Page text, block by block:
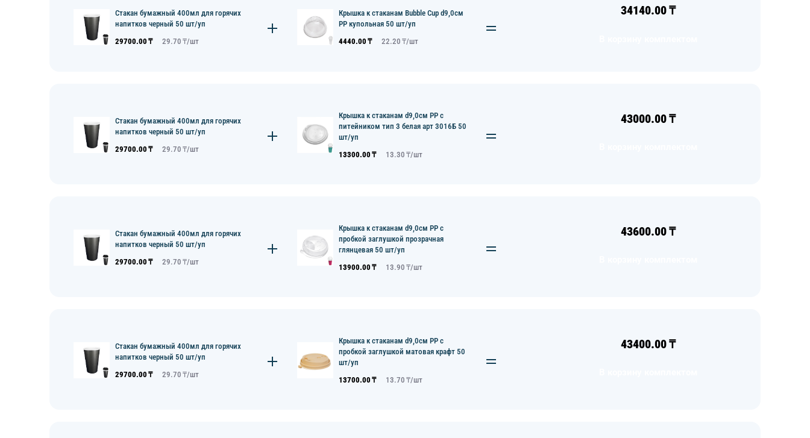
Стакан бумажный 400мл для горячих
напитков черный 50 шт/уп
29700.00 ₸ 29.70 ₸/шт
Крышка к стаканам Bubble Cup d9,0см
PP купольная 50 шт/уп
4440.00 ₸ 22.20 ₸/шт
34140.00₸
Стакан бумажный 400мл для горячих
напитков черный 50 шт/уп
29700.00 ₸ 29.70 ₸/шт
Крышка к стаканам d9,0см PP с
питейником тип 3 белая арт 3016Б 50
шт/уп
13300.00 ₸ 13.30 ₸/шт
43000.00₸
Стакан бумажный 400мл для горячих
напитков черный 50 шт/уп
29700.00 ₸ 29.70 ₸/шт
Крышка к стаканам d9,0см PP с
пробкой заглушкой прозрачная
глянцевая 50 шт/уп
13900.00 ₸ 13.90 ₸/шт
43600.00₸
Стакан бумажный 400мл для горячих
напитков черный 50 шт/уп
29700.00 ₸ 29.70 ₸/шт
Крышка к стаканам d9,0см PP с
пробкой заглушкой матовая крафт 50
шт/уп
13700.00 ₸ 13.70 ₸/шт
43400.00₸